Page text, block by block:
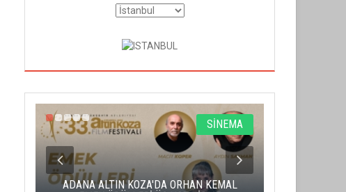
SİNEMA
ADANA ALTIN KOZA'DA ORHAN KEMAL